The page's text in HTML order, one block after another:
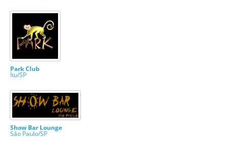
Park Club
Itu/SP
Show Bar Lounge
São Paulo/SP